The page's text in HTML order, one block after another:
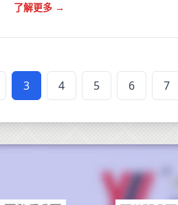
了解更多 →
3 4 5 6 7